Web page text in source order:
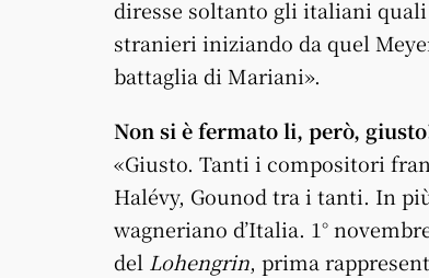
diresse soltanto gli italiani
stranieri iniziando da quel
battaglia di Mariani».
Non si è fermato li, però,
«Giusto. Tanti i compositori
Halévy, Gounod tra i tanti. In
wagneriano d’Italia. 1°
del Lohengrin, prima